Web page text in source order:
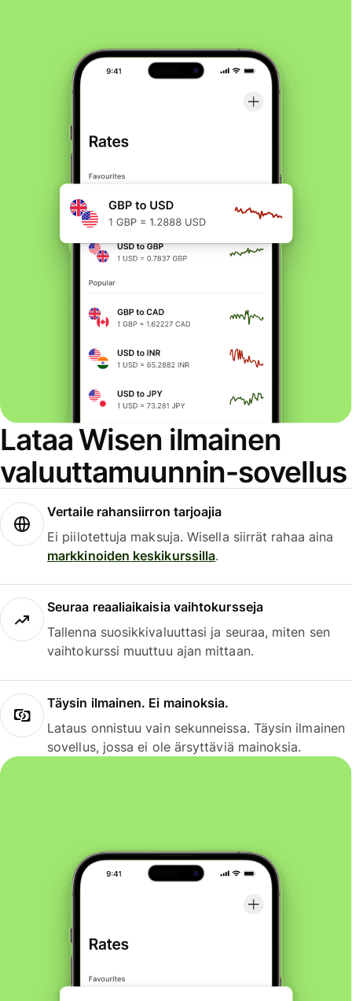
Lataa Wisen ilmainen
valuuttamuunnin-sovellus
Vertaile rahansiirron tarjoajia
Ei piilotettuja maksuja. Wisella siirrät rahaa aina
markkinoiden keskikurssilla.
Seuraa reaaliaikaisia vaihtokursseja
Tallenna suosikkivaluuttasi ja seuraa, miten sen
vaihtokurssi muuttuu ajan mittaan.
Täysin ilmainen. Ei mainoksia.
Lataus onnistuu vain sekunneissa. Täysin ilmainen
sovellus, jossa ei ole ärsyttäviä mainoksia.